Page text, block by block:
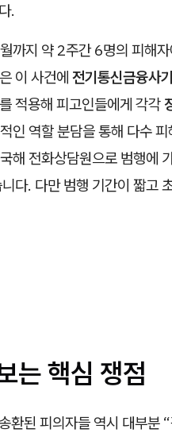
.
까지 약 2주간 6명의 피해
이 사건에 전기통신금융사
를 적용해 피고인들에게 각각
인 역할 분담을 통해 다수
해 전화상담원으로 범행에
다. 다만 범행 기간이 짧고
는 핵심 쟁점
환된 피의자들 역시 대부분